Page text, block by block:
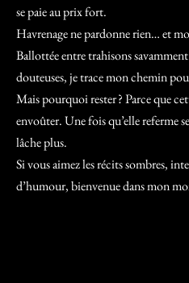
se paie au prix fort.
Havrenage ne pardonne rien… et
Ballottée entre trahisons
douteuses, je trace mon chemin
Mais pourquoi rester ? Parce que
envoûter. Une fois qu’elle referme
lâche plus.
Si vous aimez les récits sombres,
d’humour, bienvenue dans mon